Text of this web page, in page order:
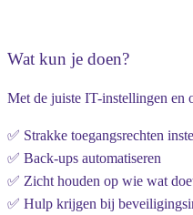
Wat kun je doen?
Met de juiste IT-instellingen en
✅ Strakke toegangsrechten
✅ Back-ups automatiseren
✅ Zicht houden op wie wat
✅ Hulp krijgen bij